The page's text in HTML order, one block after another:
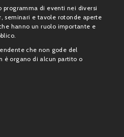
programma di eventi nei diversi
seminari e tavole rotonde aperte
hanno un ruolo importante e
che non gode del
è organo di alcun partito o